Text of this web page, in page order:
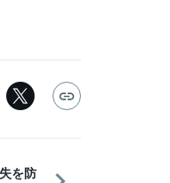
を防